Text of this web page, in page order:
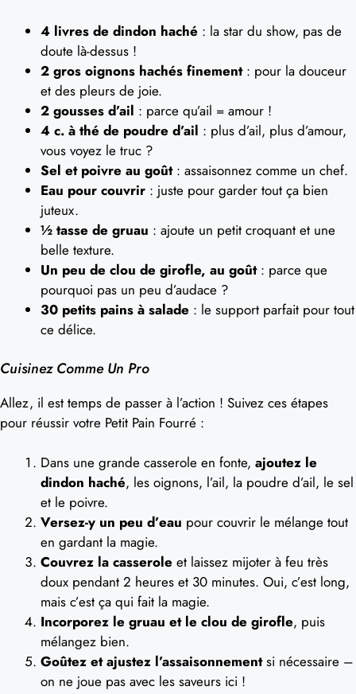
4 livres de dindon haché : la star du show, pas de
doute là-dessus !
2 gros oignons hachés finement: pour la douceur
et des pleurs de joie.
2 gousses d’ail : parce qu’ail = amour !
4 c. à thé de poudre d’ail : plus d’ail, plus d’amour,
vous voyez le truc ?
Sel et poivre au goût: assaisonnez comme un chef.
Eau pour couvrir : juste pour garder tout ça bien
juteux.
½ tasse de gruau : ajoute un petit croquant et une
belle texture.
Un peu de clou de girofle, au goût: parce que
pourquoi pas un peu d’audace ?
30 petits pains à salade : le support parfait pour tout
ce délice.
Cuisinez Comme Un Pro
Allez, il est temps de passer à l’action ! Suivez ces étapes
pour réussir votre Petit Pain Fourré :
Dans une grande casserole en fonte, ajoutez le
dindon haché, les oignons, l’ail, la poudre d’ail, le sel
et le poivre.
Versez-y un peu d’eau pour couvrir le mélange tout
en gardant la magie.
Couvrez la casserole et laissez mijoter à feu très
doux pendant 2 heures et 30 minutes. Oui, c’est long,
mais c’est ça qui fait la magie.
Incorporez le gruau et le clou de girofle, puis
mélangez bien.
Goûtez et ajustez l’assaisonnementsi nécessaire –
on ne joue pas avec les saveurs ici !